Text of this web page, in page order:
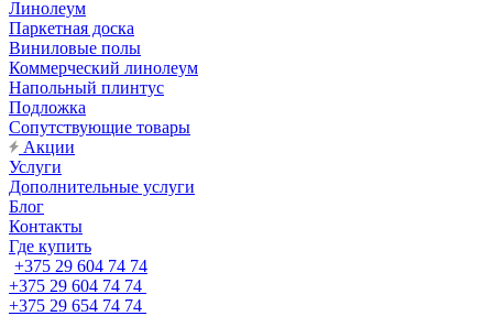
Линолеум
Паркетная доска
Виниловые полы
Коммерческий линолеум
Напольный плинтус
Подложка
Сопутствующие товары
Акции
Услуги
Дополнительные услуги
Блог
Контакты
Где купить
+375 29 604 74 74
+375 29 604 74 74
+375 29 654 74 74